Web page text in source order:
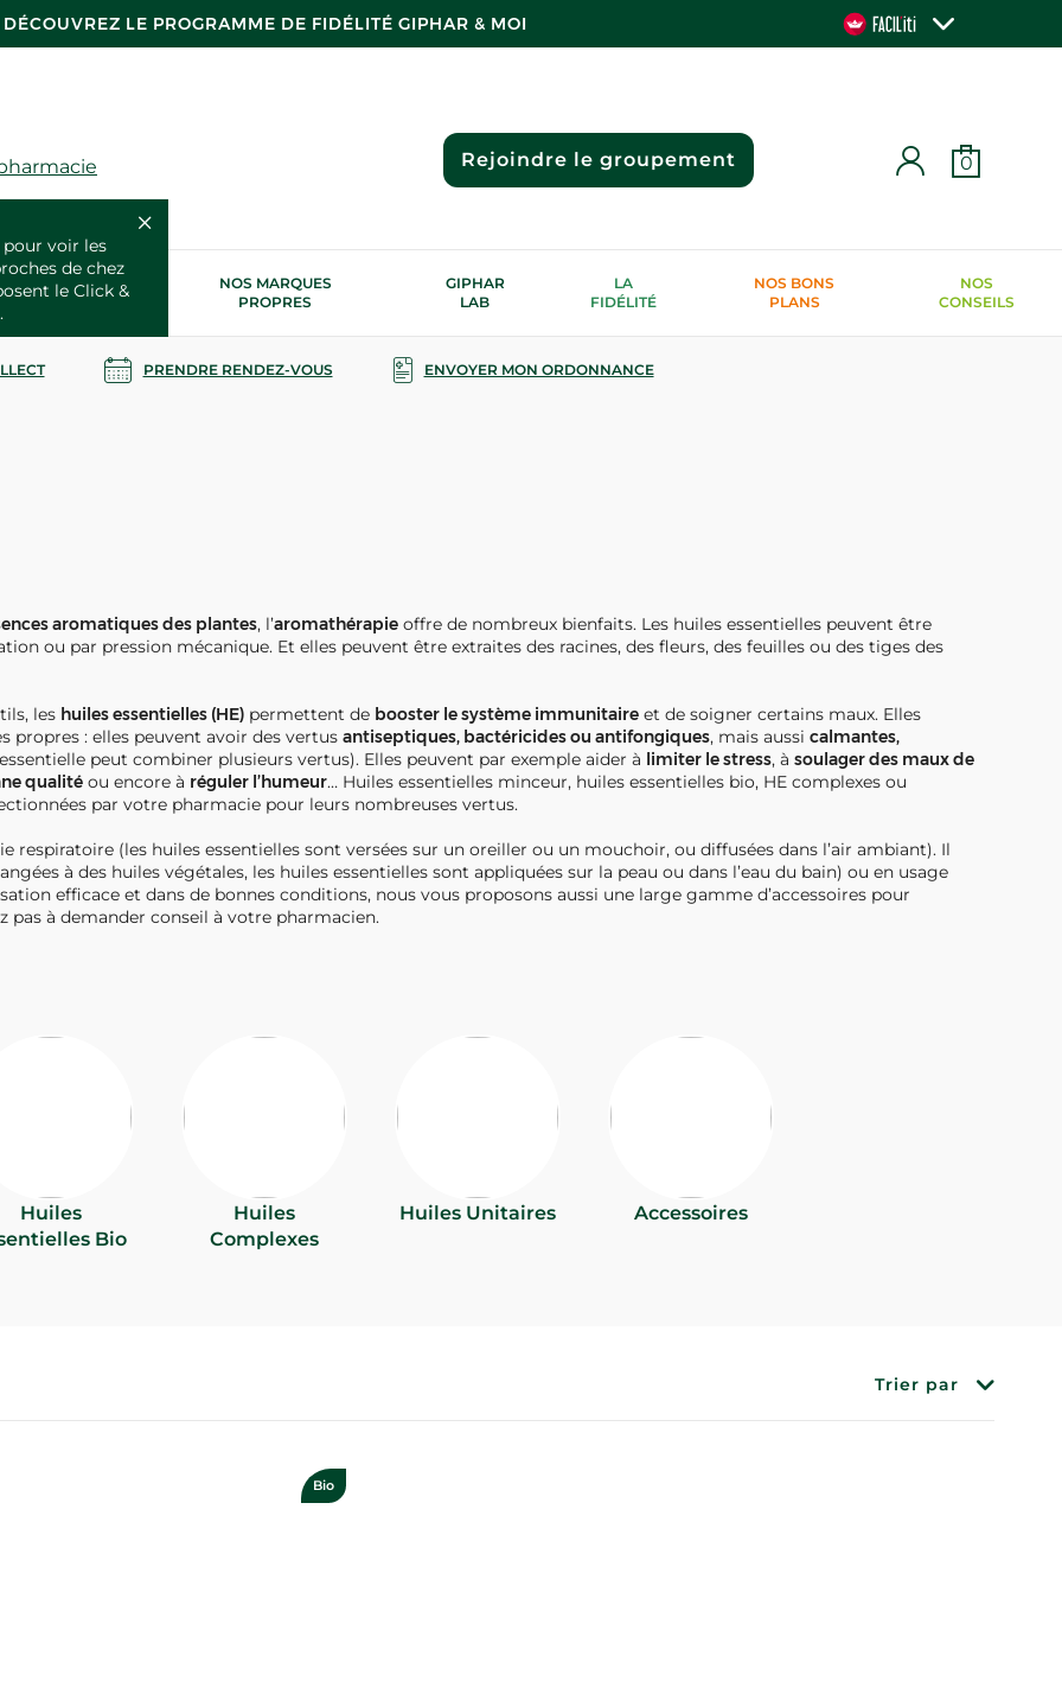
DÉCOUVREZ LE PROGRAMME DE FIDÉLITÉ GIPHAR & MOI
voir les
de chez
le Click &
Rejoindre le groupement 0
SERVICES
SANTÉ
NOS MARQUES
PROPRES
GIPHAR
LAB
LA
FIDÉLITÉ
NOS BONS
PLANS
NOS
CONSEILS
PRENDRE RENDEZ-VOUS ENVOYER MON ORDONNANCE
aromatiques des plantes, l’aromathérapie offre de nombreux bienfaits. Les huiles essentielles peuvent être
ou par pression mécanique. Et elles peuvent être extraites des racines, des fleurs, des feuilles ou des tiges des
les huiles essentielles (HE) permettent de booster le système immunitaire et de soigner certains maux. Elles
propres : elles peuvent avoir des vertus antiseptiques, bactéricides ou antifongiques, mais aussi calmantes,
peut combiner plusieurs vertus). Elles peuvent par exemple aider à limiter le stress, à soulager des maux de
qualité ou encore à réguler l’humeur… Huiles essentielles minceur, huiles essentielles bio, HE complexes ou
par votre pharmacie pour leurs nombreuses vertus.
respiratoire (les huiles essentielles sont versées sur un oreiller ou un mouchoir, ou diffusées dans l’air ambiant). Il
à des huiles végétales, les huiles essentielles sont appliquées sur la peau ou dans l’eau du bain) ou en usage
efficace et dans de bonnes conditions, nous vous proposons aussi une large gamme d’accessoires pour
pas à demander conseil à votre pharmacien.
Huiles
Bio
Huiles
Complexes
Huiles Unitaires Accessoires
Trier par
Bio